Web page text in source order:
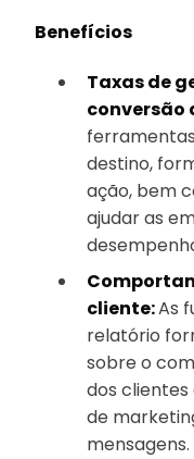
Benefícios
Taxas de
conversão
destino,
ação, bem
ajudar as
cliente:As
relatório
sobre o
dos
de
mensagens.